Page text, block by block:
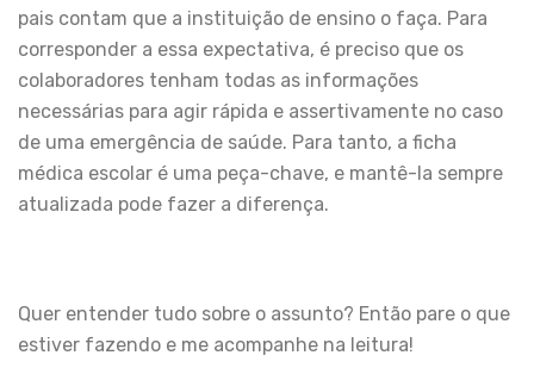
pais contam que a instituição de ensino o faça. Para
corresponder a essa expectativa, é preciso que os
colaboradores tenham todas as informações
necessárias para agir rápida e assertivamente no caso
de uma emergência de saúde. Para tanto, a ficha
médica escolar é uma peça-chave, e mantê-la sempre
atualizada pode fazer a diferença.
Quer entender tudo sobre o assunto? Então pare o que
estiver fazendo e me acompanhe na leitura!